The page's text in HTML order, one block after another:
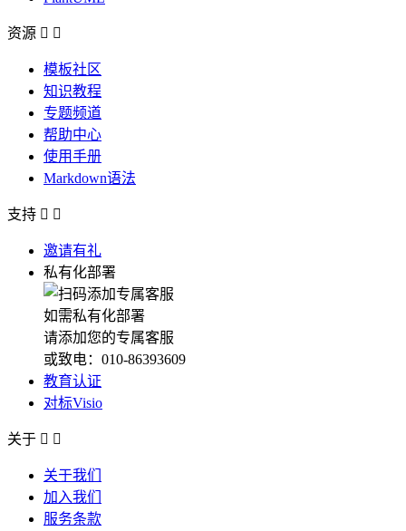
资源  
模板社区
知识教程
专题频道
帮助中心
使用手册
Markdown语法
支持  
邀请有礼
私有化部署
如需私有化部署
请添加您的专属客服
或致电：010-86393609
教育认证
对标Visio
关于  
关于我们
加入我们
服务条款